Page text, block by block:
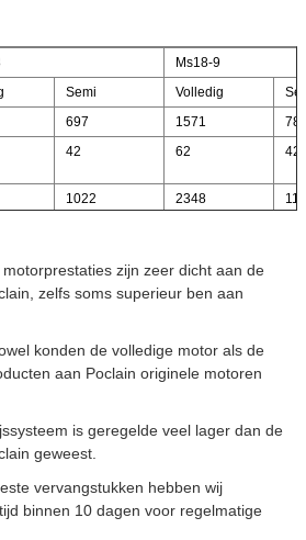
Ms18-9
Semi Volledig
697 1571
42 62 42
1022 2348
5870
40
55
zijn zeer dicht aan de
zelfs soms superieur ben aan
konden de volledige motor als de
aan Poclain originele motoren
is geregelde veel lager dan de
geweest
vervangstukken hebben wij
binnen 10 dagen voor regelmatige